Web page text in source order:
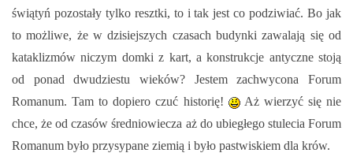
świątyń pozostały tylko resztki, to i tak jest co podziwiać. Bo jak
to możliwe, że w dzisiejszych czasach budynki zawalają się od
kataklizmów niczym domki z kart, a konstrukcje antyczne stoją
od ponad dwudziestu wieków? Jestem zachwycona Forum
Romanum. Tam to dopiero czuć historię!
Aż wierzyć się nie
chce, że od czasów średniowiecza aż do ubiegłego stulecia Forum
Romanum było przysypane ziemią i było pastwiskiem dla krów.